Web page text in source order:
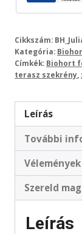
Cikkszám:
Kategória:
Címkék: Biohort
terasz szekrény
Leírás
További
Szereld
Leírás